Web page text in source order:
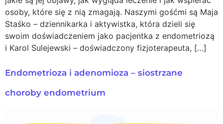
osoby, które się z nią zmagają. Naszymi gośćmi są Maja
Staśko – dziennikarka i aktywistka, która dzieli się
swoim doświadczeniem jako pacjentka z endometriozą
i Karol Sulejewski – doświadczony fizjoterapeuta, […]
Endometrioza i adenomioza – siostrzane
choroby endometrium